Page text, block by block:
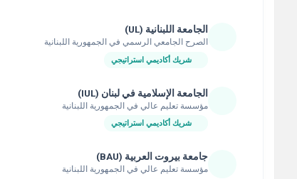
الجامعة اللبنانية (UL)
الصرح الجامعي الرسمي في الجمهورية اللبنانية
شريك أكاديمي استراتيجي
الجامعة الإسلامية في لبنان (IUL)
مؤسسة تعليم عالي في الجمهورية اللبنانية
شريك أكاديمي استراتيجي
جامعة بيروت العربية (BAU)
مؤسسة تعليم عالي في الجمهورية اللبنانية